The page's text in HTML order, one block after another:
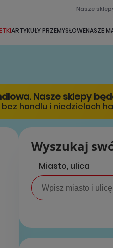
Nasze
ARTYKUŁY PRZEMYSŁOWENASZE
Nasze sklepy
handlu i niedzielach
Wyszukaj
Miasto, ulica